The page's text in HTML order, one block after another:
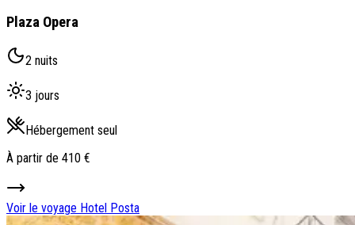
Plaza Opera
2 nuits
3 jours
Hébergement seul
À partir de 410 €
Voir le voyage Hotel Posta